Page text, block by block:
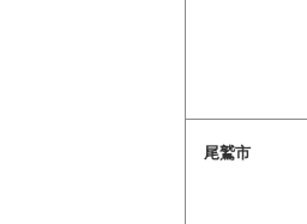
尾鷲市